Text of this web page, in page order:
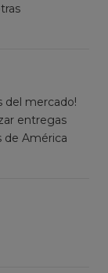
del mercado!
entregas
de América